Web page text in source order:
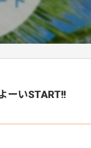
ーいSTART!!